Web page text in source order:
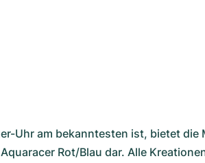
Uhr am bekanntesten ist, bietet
Rot/Blau dar. Alle